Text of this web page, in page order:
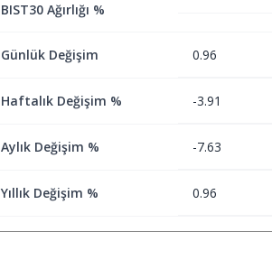
BIST30 Ağırlığı %
Günlük Değişim 0.96
Haftalık Değişim % -3.91
Aylık Değişim % -7.63
Yıllık Değişim % 0.96